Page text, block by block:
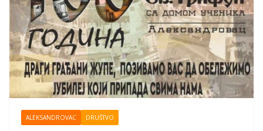
ALEKSANDROVAC DRUŠTVO